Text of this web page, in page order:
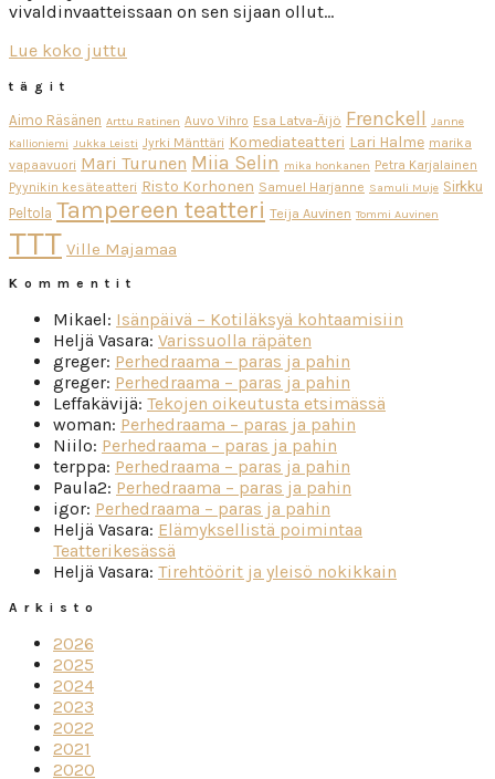
vivaldinvaatteissaan on sen sijaan ollut…
Lue koko juttu
tägit
Aimo Räsänen Arttu Ratinen Auvo Vihro Esa Latva-Äijö Frenckell
Janne
Kallioniemi
Jukka Leisti Jyrki Mänttäri Komediateatteri Lari Halme marika
vapaavuori Mari Turunen Miia Selin mika honkanen Petra Karjalainen
Pyynikin kesäteatteri Risto Korhonen Samuel Harjanne Samuli Muje Sirkku
Peltola Tampereen teatteri Teija Auvinen Tommi Auvinen
TTT Ville Majamaa
Kommentit
Mikael: Isänpäivä – Kotiläksyä kohtaamisiin
Heljä Vasara: Varissuolla räpäten
greger: Perhedraama – paras ja pahin
greger: Perhedraama – paras ja pahin
Leffakävijä: Tekojen oikeutusta etsimässä
woman: Perhedraama – paras ja pahin
Niilo: Perhedraama – paras ja pahin
terppa: Perhedraama – paras ja pahin
Paula2: Perhedraama – paras ja pahin
igor: Perhedraama – paras ja pahin
Heljä Vasara: Elämyksellistä poimintaa
Teatterikesässä
Heljä Vasara: Tirehtöörit ja yleisö nokikkain
Arkisto
2026
2025
2024
2023
2022
2021
2020